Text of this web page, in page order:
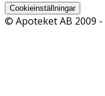
Cookieinställningar
© Apoteket AB 2009 -